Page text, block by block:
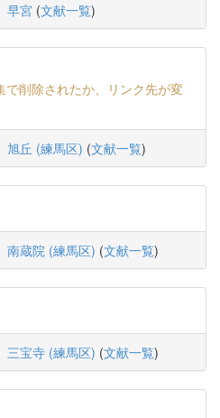
早宮 (文献一覧)
で削除されたか、リンク先が変
旭丘 (練馬区) (文献一覧)
南蔵院 (練馬区) (文献一覧)
三宝寺 (練馬区) (文献一覧)